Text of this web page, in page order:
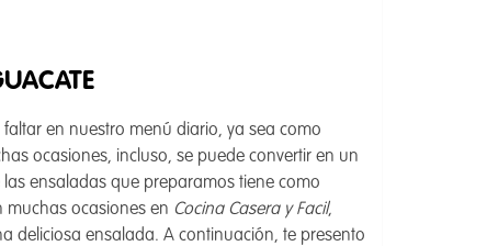
en nuestro menú diario, ya sea como
ocasiones, incluso, se puede convertir en un
ensaladas que preparamos tiene como
muchas ocasiones en Cocina Casera y Facil,
deliciosa ensalada. A continuación, te presento